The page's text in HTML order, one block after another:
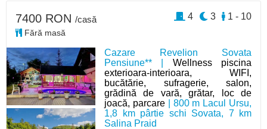
Cazare Revelion Sovata
Pensiune** | Wellness piscina
exterioara-interioara, WIFI,
bucătărie, sufragerie, salon,
grădină de vară, grătar, loc de
joacă, parcare| 800 m Lacul Ursu,
1,8 km pârtie schi Sovata, 7 km
Salina Praid
7400 RON /casă
Fără masă
1 - 10
3
4